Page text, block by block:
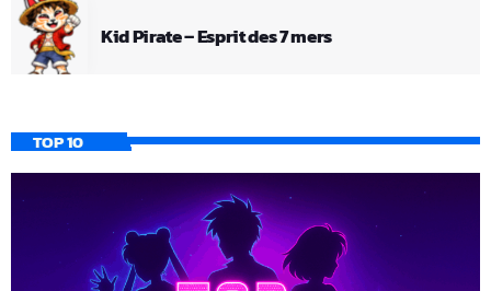
Kid Pirate – Esprit des 7 mers
TOP 10